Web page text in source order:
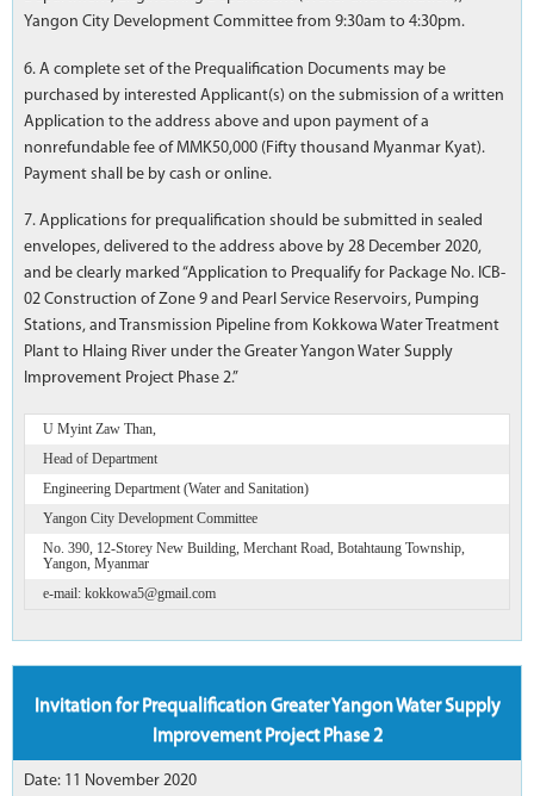
Yangon City Development Committee from 9:30am to 4:30pm.
6. A complete set of the Prequalification Documents may be
purchased by interested Applicant(s) on the submission of a written
Application to the address above and upon payment of a
nonrefundable fee of MMK50,000 (Fifty thousand Myanmar Kyat).
Payment shall be by cash or online.
7. Applications for prequalification should be submitted in sealed
envelopes, delivered to the address above by 28 December 2020,
and be clearly marked “Application to Prequalify for Package No. ICB-
02 Construction of Zone 9 and Pearl Service Reservoirs, Pumping
Stations, and Transmission Pipeline from Kokkowa Water Treatment
Plant to Hlaing River under the Greater Yangon Water Supply
Improvement Project Phase 2.”
U Myint Zaw Than,
Head of Department
Engineering Department (Water and Sanitation)
Yangon City Development Committee
No. 390, 12-Storey New Building, Merchant Road, Botahtaung Township,
Yangon, Myanmar
e-mail: kokkowa5@gmail.com
Invitation for Prequalification Greater Yangon Water Supply
Improvement Project Phase 2
Date: 11 November 2020